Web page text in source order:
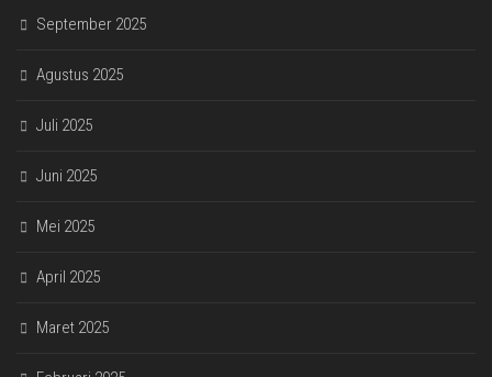
September 2025
Agustus 2025
Juli 2025
Juni 2025
Mei 2025
April 2025
Maret 2025